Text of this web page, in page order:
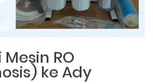
RO
ke Ady